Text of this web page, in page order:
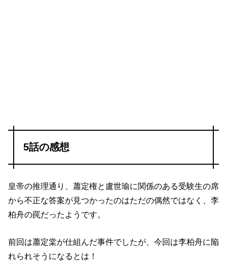
5話の感想
皇帝の推理通り、蕭定権と盧世瑜に関係のある受験生の席
から不正な答案が見つかったのはただの偶然ではなく、李
柏舟の罠だったようです。
前回は蕭定棠が仕組んだ事件でしたが、今回は李柏舟に陥
れられそうになるとは！